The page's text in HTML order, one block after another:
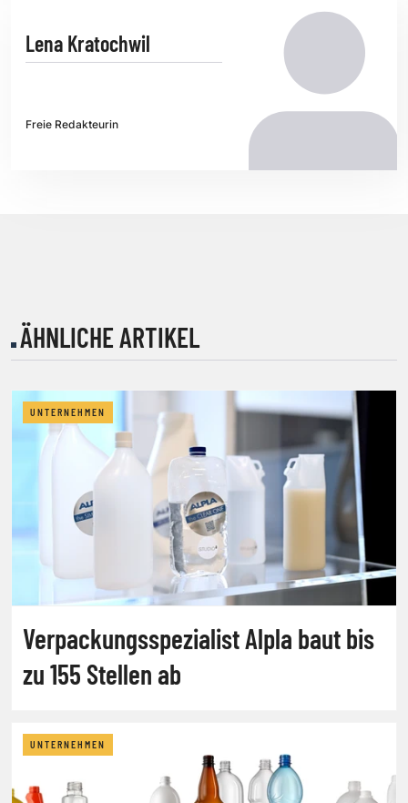
Lena Kratochwil
Freie Redakteurin
ÄHNLICHE ARTIKEL
UNTERNEHMEN
Verpackungsspezialist Alpla baut bis
zu 155 Stellen ab
UNTERNEHMEN